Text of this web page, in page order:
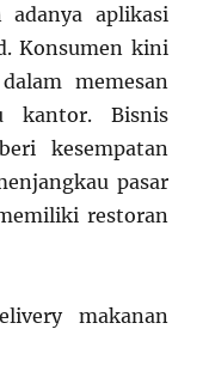
aplikasi
Konsumen kini
memesan
kantor. Bisnis
kesempatan
pasar
restoran
makanan